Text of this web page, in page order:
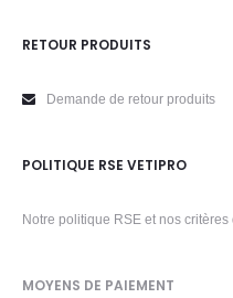
RETOUR PRODUITS
Demande de retour produits
POLITIQUE RSE VETIPRO
Notre politique RSE et nos
MOYENS DE PAIEMENT